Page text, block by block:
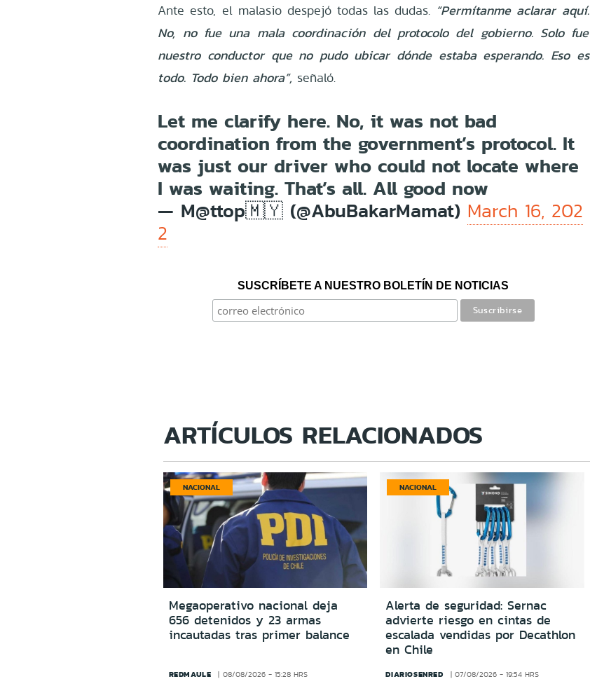
Ante esto, el malasio despejó todas las dudas. “Permítanme aclarar aquí.
No, no fue una mala coordinación del protocolo del gobierno. Solo fue
nuestro conductor que no pudo ubicar dónde estaba esperando. Eso es
todo. Todo bien ahora”, señaló.
Let me clarify here. No, it was not bad
coordination from the government’s protocol. It
was just our driver who could not locate where
I was waiting. That’s all. All good now
— M@ttop🇲🇾 (@AbuBakarMamat) March 16, 202
2
SUSCRÍBETE A NUESTRO BOLETÍN DE NOTICIAS
ARTÍCULOS RELACIONADOS
NACIONAL
Megaoperativo nacional deja
656 detenidos y 23 armas
incautadas tras primer balance
REDMAULE 08/08/2026 - 15:28 HRS
NACIONAL
Alerta de seguridad: Sernac
advierte riesgo en cintas de
escalada vendidas por Decathlon
en Chile
DIARIOSENRED 07/08/2026 - 19:54 HRS